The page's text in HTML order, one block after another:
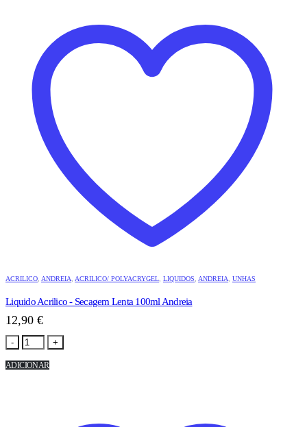
ACRILICO ANDREIA ACRILICO/ POLYACRYGEL LIQUIDOS ANDREIA UNHAS
Liquido Acrilico - Secagem Lenta 100ml Andreia
12,90 €
- +
ADICIONAR